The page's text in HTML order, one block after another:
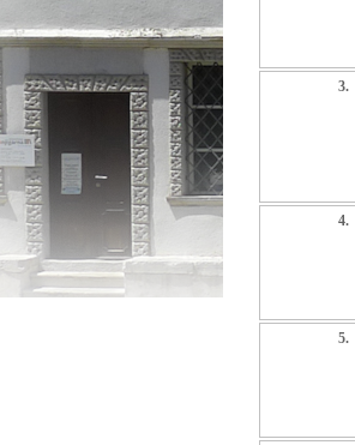
3.
4.
5.